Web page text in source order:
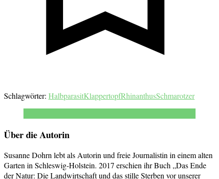
Schlagwörter: HalbparasitKlappertopfRhinanthusSchmarotzer
Über die Autorin
Susanne Dohrn lebt als Autorin und freie Journalistin in einem alten
Garten in Schleswig-Holstein. 2017 erschien ihr Buch „Das Ende
der Natur: Die Landwirtschaft und das stille Sterben vor unserer